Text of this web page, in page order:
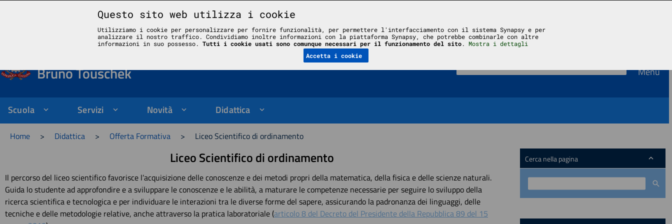
Liceo Scientifico Statale Bruno Touschek - Grottaferrata - Roma
Liceo Scientifico Statale
Bruno Touschek Menu
Scuola Servizi Novità Didattica
Home > Didattica > Offerta Formativa > Liceo Scientifico di ordinamento
Liceo Scientifico di ordinamento
Il percorso del liceo scientifico favorisce l’acquisizione delle conoscenze e dei metodi propri della matematica, della fisica e delle scienze naturali.
Guida lo studente ad approfondire e a sviluppare le conoscenze e le abilità, a maturare le competenze necessarie per seguire lo sviluppo della
ricerca scientifica e tecnologica e per individuare le interazioni tra le diverse forme del sapere, assicurando la padronanza dei linguaggi, delle
tecniche e delle metodologie relative, anche attraverso la pratica laboratoriale (articolo 8 del Decreto del Presidente della Repubblica 89 del 15
Cerca nella pagina
Questo sito web utilizza i cookie
Utilizziamo i cookie per personalizzare per fornire funzionalità, per permettere l'interfacciamento con il sistema Synapsy e per
analizzare il nostro traffico. Condividiamo inoltre informazioni con la piattaforma Synapsy, che potrebbe combinarle con altre
informazioni in suo possesso. Tutti i cookie usati sono comunque necessari per il funzionamento del sito. Mostra i dettagli
Accetta i cookie